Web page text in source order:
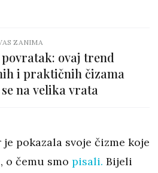
ZANIMA
ovaj trend
i praktičnih čizama
na velika vrata
je pokazala svoje čizme koje
o čemu smo pisali. Bijeli